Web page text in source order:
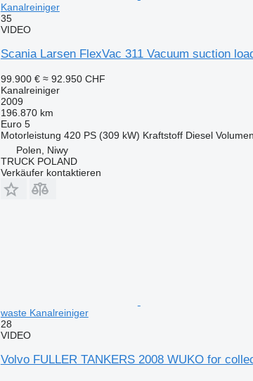
Kanalreiniger
35
VIDEO
Scania Larsen FlexVac 311 Vacuum suction
99.900 € ≈ 92.950 CHF
Kanalreiniger
2009
196.870 km
Euro 5
Motorleistung 420 PS (309 kW) Kraftstoff Diesel Volumen
Polen, Niwy
TRUCK POLAND
Verkäufer kontaktieren
waste Kanalreiniger
28
VIDEO
Volvo FULLER TANKERS 2008 WUKO for